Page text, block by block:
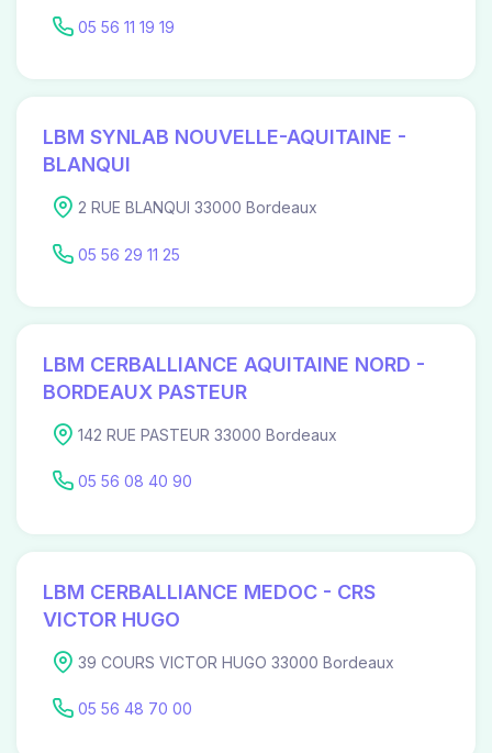
05 56 11 19 19
LBM SYNLAB NOUVELLE-AQUITAINE -
BLANQUI
2 RUE BLANQUI 33000 Bordeaux
05 56 29 11 25
LBM CERBALLIANCE AQUITAINE NORD -
BORDEAUX PASTEUR
142 RUE PASTEUR 33000 Bordeaux
05 56 08 40 90
LBM CERBALLIANCE MEDOC - CRS
VICTOR HUGO
39 COURS VICTOR HUGO 33000 Bordeaux
05 56 48 70 00